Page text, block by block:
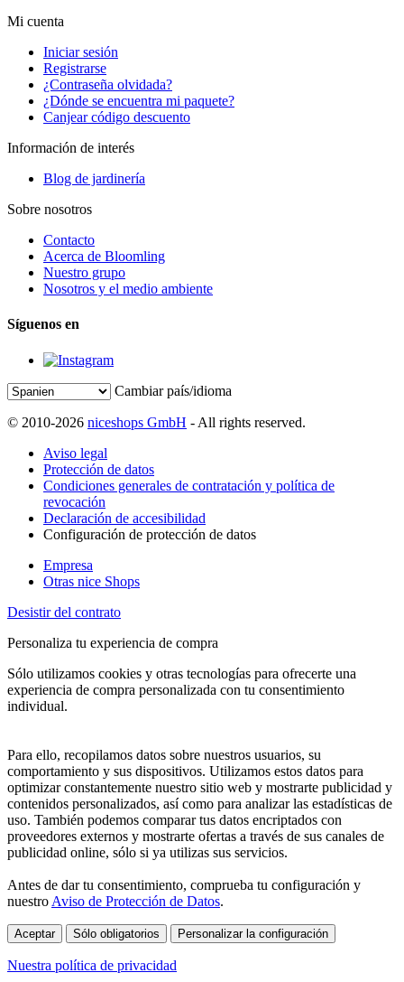
Mi cuenta
Iniciar sesión
Registrarse
¿Contraseña olvidada?
¿Dónde se encuentra mi paquete?
Canjear código descuento
Información de interés
Blog de jardinería
Sobre nosotros
Contacto
Acerca de Bloomling
Nuestro grupo
Nosotros y el medio ambiente
Síguenos en
Cambiar país/idioma
© 2010-2026 niceshops GmbH - All rights reserved.
Aviso legal
Protección de datos
Condiciones generales de contratación y política de
revocación
Declaración de accesibilidad
Configuración de protección de datos
Empresa
Otras nice Shops
Desistir del contrato
Personaliza tu experiencia de compra
Sólo utilizamos cookies y otras tecnologías para ofrecerte una
experiencia de compra personalizada con tu consentimiento
individual.
Para ello, recopilamos datos sobre nuestros usuarios, su
comportamiento y sus dispositivos. Utilizamos estos datos para
optimizar constantemente nuestro sitio web y mostrarte publicidad y
contenidos personalizados, así como para analizar las estadísticas de
uso. También podemos comparar tus datos encriptados con
proveedores externos y mostrarte ofertas a través de sus canales de
publicidad online, sólo si ya utilizas sus servicios.
Antes de dar tu consentimiento, comprueba tu configuración y
nuestro Aviso de Protección de Datos.
Aceptar Sólo obligatorios Personalizar la configuración
Nuestra política de privacidad